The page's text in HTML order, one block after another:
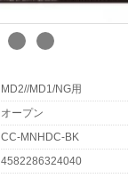
MD2//MD1/NG用
オープン
CC-MNHDC-BK
4582286324040